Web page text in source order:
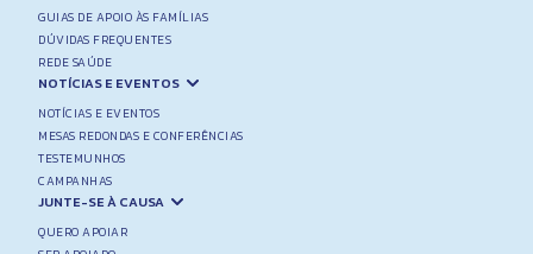
GUIAS DE APOIO ÀS FAMÍLIAS
DÚVIDAS FREQUENTES
REDE SAÚDE
NOTÍCIAS E EVENTOS
NOTÍCIAS E EVENTOS
MESAS REDONDAS E CONFERÊNCIAS
TESTEMUNHOS
CAMPANHAS
JUNTE-SE À CAUSA
QUERO APOIAR